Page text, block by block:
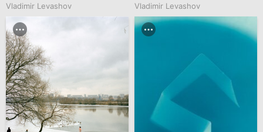
Vladimir Levashov Vladimir Levashov